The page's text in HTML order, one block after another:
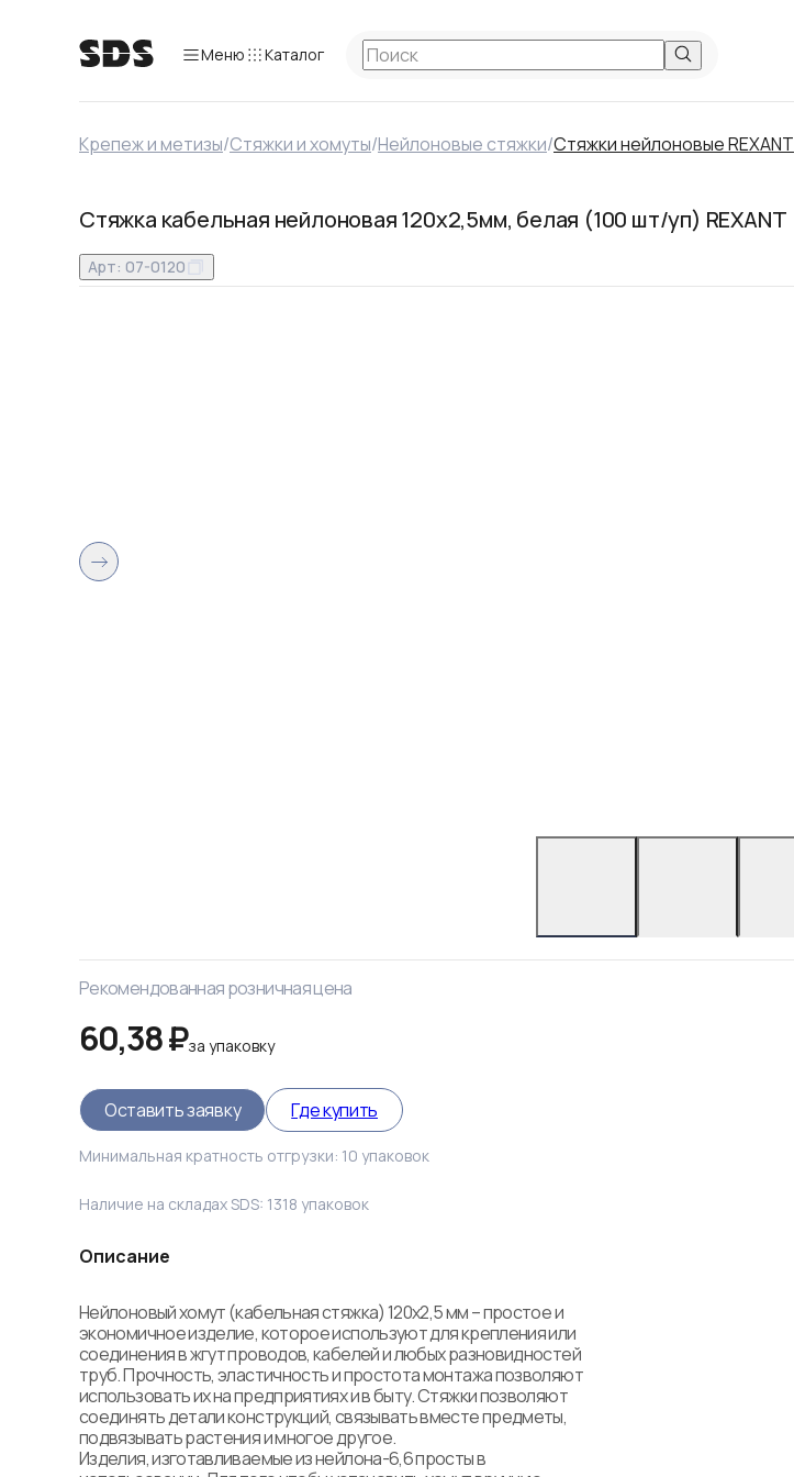
Меню Каталог
Крепеж и метизы/Стяжки и хомуты/Нейлоновые стяжки/Cтяжки нейлоновые REXANT
Стяжка кабельная нейлоновая 120x2,5мм, белая (100 шт/уп) REXANT
Арт: 07-0120
Рекомендованная розничная цена
60,38 ₽заупаковку
Оставить заявку Где купить
Минимальная кратность отгрузки: 10 упаковок
Наличие на складах SDS: 1318 упаковок
Описание
Нейлоновый хомут (кабельная стяжка) 120x2,5 мм – простое и
экономичное изделие, которое используют для крепления или
соединения в жгут проводов, кабелей и любых разновидностей
труб. Прочность, эластичность и простота монтажа позволяют
использовать их на предприятиях и в быту. Стяжки позволяют
соединять детали конструкций, связывать вместе предметы,
подвязывать растения и многое другое.
Изделия, изготавливаемые из нейлона-6,6 просты в